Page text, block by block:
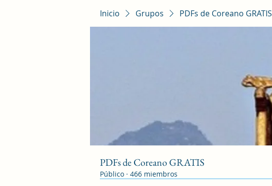
Inicio Grupos PDFs de Coreano GRATIS
PDFs de Coreano GRATIS
Público · 466 miembros